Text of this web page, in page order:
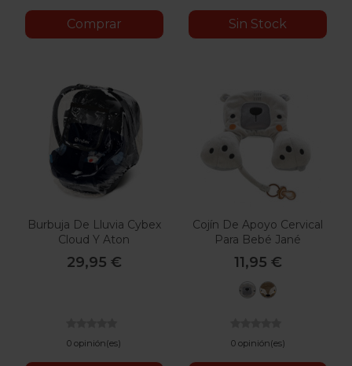
Comprar Sin Stock
Burbuja De Lluvia Cybex
Cloud Y Aton
29,95 €
0 opinión(es)
Cojín De Apoyo Cervical
Para Bebé Jané
11,95 €
U14
0 opinión(es)